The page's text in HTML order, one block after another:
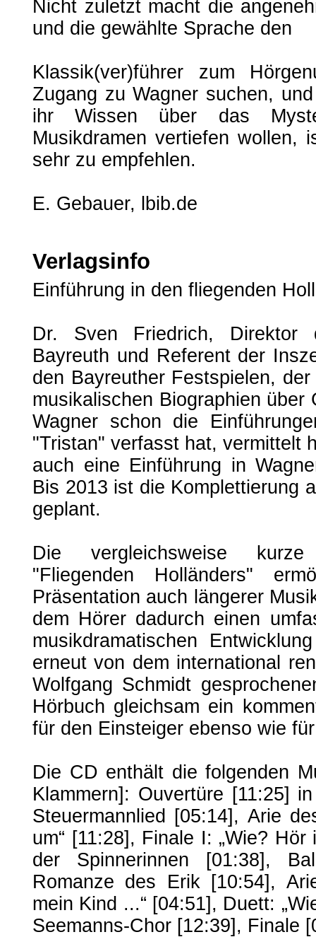
Nicht zuletzt macht die
und die gewählte Sprache den
Klassik(ver)führer zum
Zugang zu Wagner suchen,
ihr Wissen über das
Musikdramen vertiefen wollen,
sehr zu empfehlen.
E. Gebauer, lbib.de
Verlagsinfo
Einführung in den fliegenden
Dr. Sven Friedrich, Direktor
Bayreuth und Referent der
den Bayreuther Festspielen,
musikalischen Biographien über
Wagner schon die
"Tristan" verfasst hat, vermittelt
auch eine Einführung in
Bis 2013 ist die Komplettierung
geplant.
Die vergleichsweise
"Fliegenden Holländers"
Präsentation auch längerer
dem Hörer dadurch einen
musikdramatischen
erneut von dem international
Wolfgang Schmidt
Hörbuch gleichsam ein
für den Einsteiger ebenso wie
Die CD enthält die folgenden
Klammern]: Ouvertüre [11:25]
Steuermannlied [05:14], Arie
um“ [11:28], Finale I: „Wie?
der Spinnerinnen [01:38],
Romanze des Erik [10:54],
mein Kind ...“ [04:51], Duett:
Seemanns-Chor [12:39], Finale